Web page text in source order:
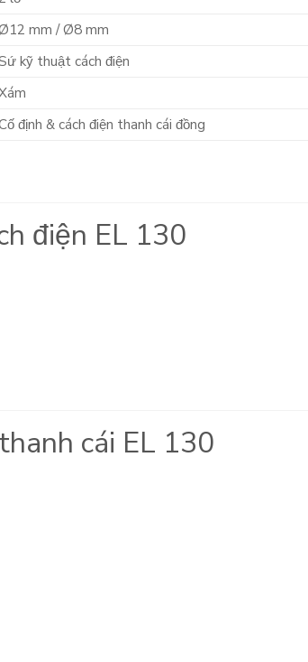
mm / Ø8 mm
kỹ thuật cách điện
định & cách điện thanh cái đồng
điện EL 130
cái EL 130